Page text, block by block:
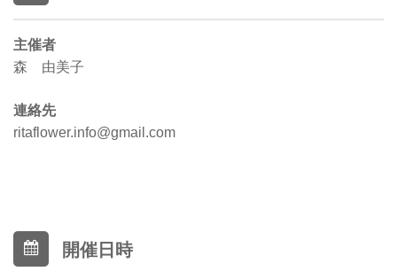
主催者
森 由美子
連絡先
ritaflower.info@gmail.com
開催日時